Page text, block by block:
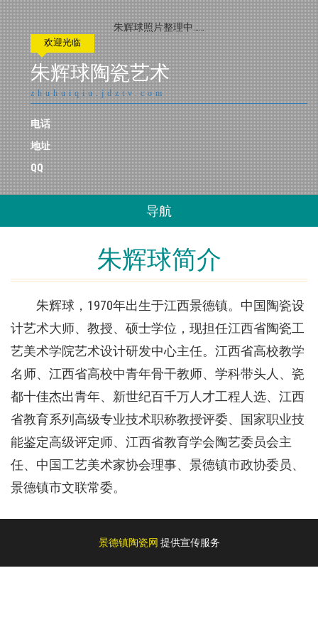
朱辉球照片整理中……
欢迎光临
朱辉球陶瓷艺术
zhuhuiqiu.jdztv.com
电话
地址
QQ
导航
朱辉球简介
朱辉球，1970年出生于江西景德镇。中国陶瓷设
计艺术大师、教授、硕士学位，现担任江西省陶瓷工
艺美术学院艺术设计研发中心主任。江西省高校教学
名师、江西省高校中青年骨干教师、学科带头人、瓷
都十佳杰出青年、新世纪百千万人才工程人选、江西
省教育系列高级专业技术职称教授评委、国家职业技
能鉴定高级评定师、江西省教育学会陶艺委员会主
任、中国工艺美术家协会理事、景德镇市政协委员、
景德镇市文联常委。
景德镇陶瓷网 提供宣传服务